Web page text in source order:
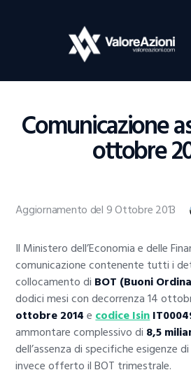
Comunicazione
ottobre
Home
Investimenti
Borsa
Guide Al Trading
Criptovalute
Aggiornamento del 9 Ottobre 2013
Il Ministero dell’Economia e delle
comunicazione contenente tutti i
collocamento di BOT (Buoni
dodici mesi con decorrenza 14
ottobre 2014ecodice Isin
ammontare complessivo di 8,5
dell’assenza di specifiche esigenze
invece offerto il BOT trimestrale.